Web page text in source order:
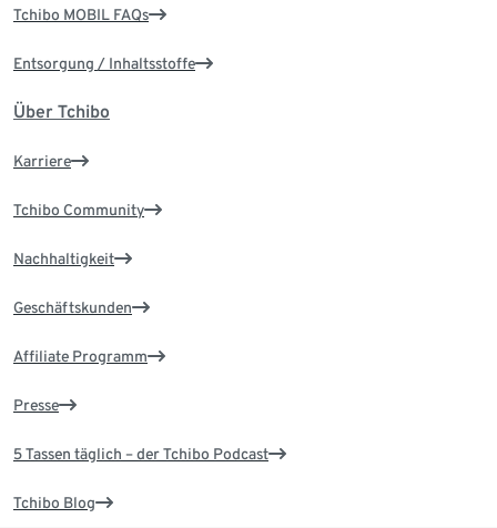
Tchibo MOBIL FAQs
Entsorgung / Inhaltsstoffe
Über Tchibo
Karriere
Tchibo Community
Nachhaltigkeit
Geschäftskunden
Affiliate Programm
Presse
5 Tassen täglich – der Tchibo Podcast
Tchibo Blog